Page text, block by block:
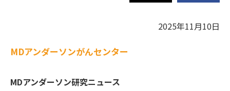
2025年11月10日
MDアンダーソンがんセンター
MDアンダーソン研究ニュース